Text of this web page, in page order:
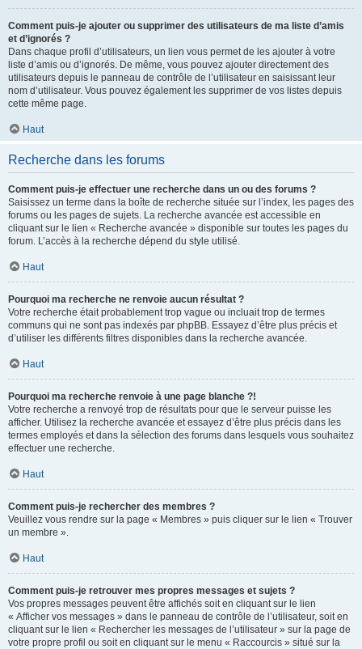
Comment puis-je ajouter ou supprimer des utilisateurs de ma liste d’amis
et d’ignorés ?
Dans chaque profil d’utilisateurs, un lien vous permet de les ajouter à votre
liste d’amis ou d’ignorés. De même, vous pouvez ajouter directement des
utilisateurs depuis le panneau de contrôle de l’utilisateur en saisissant leur
nom d’utilisateur. Vous pouvez également les supprimer de vos listes depuis
cette même page.
Haut
Recherche dans les forums
Comment puis-je effectuer une recherche dans un ou des forums ?
Saisissez un terme dans la boîte de recherche située sur l’index, les pages des
forums ou les pages de sujets. La recherche avancée est accessible en
cliquant sur le lien « Recherche avancée » disponible sur toutes les pages du
forum. L’accès à la recherche dépend du style utilisé.
Haut
Pourquoi ma recherche ne renvoie aucun résultat ?
Votre recherche était probablement trop vague ou incluait trop de termes
communs qui ne sont pas indexés par phpBB. Essayez d’être plus précis et
d’utiliser les différents filtres disponibles dans la recherche avancée.
Haut
Pourquoi ma recherche renvoie à une page blanche ?!
Votre recherche a renvoyé trop de résultats pour que le serveur puisse les
afficher. Utilisez la recherche avancée et essayez d’être plus précis dans les
termes employés et dans la sélection des forums dans lesquels vous souhaitez
effectuer une recherche.
Haut
Comment puis-je rechercher des membres ?
Veuillez vous rendre sur la page « Membres » puis cliquer sur le lien « Trouver
un membre ».
Haut
Comment puis-je retrouver mes propres messages et sujets ?
Vos propres messages peuvent être affichés soit en cliquant sur le lien
« Afficher vos messages » dans le panneau de contrôle de l’utilisateur, soit en
cliquant sur le lien « Rechercher les messages de l’utilisateur » sur la page de
votre propre profil ou soit en cliquant sur le menu « Raccourcis » situé sur la